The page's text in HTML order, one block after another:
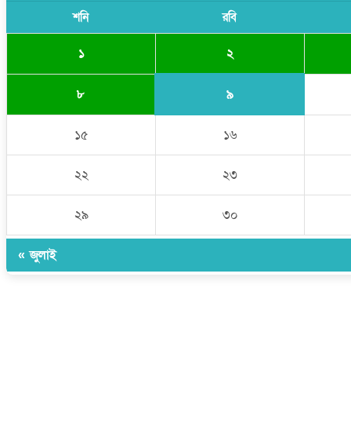
শনি রবি
১ ২
৮ ৯
১৫ ১৬
২২ ২৩
২৯ ৩০
« জুলাই